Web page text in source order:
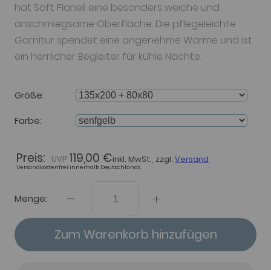
hat Soft Flanell eine besonders weiche und
anschmiegsame Oberfläche. Die pflegeleichte
Garnitur spendet eine angenehme Wärme und ist
ein herrlicher Begleiter für kühle Nächte.
Größe
Farbe
Preis: 119,00 €inkl. MwSt., zzgl. Versand
Versandkostenfrei innerhalb Deutschlands.
Menge:
Zum Warenkorb hinzufügen